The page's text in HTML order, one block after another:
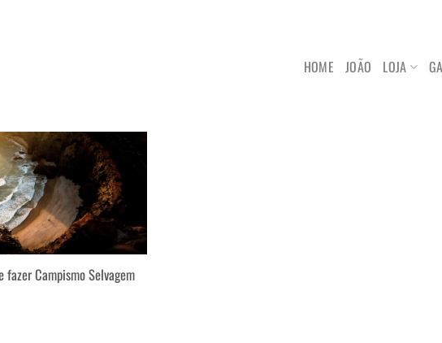
HOME JOÃO LOJA
fazer Campismo Selvagem